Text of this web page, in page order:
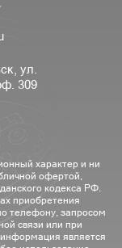
ул.
309
характер и ни
офертой,
кодекса РФ.
приобретения
телефону, запросом
связи или при
является